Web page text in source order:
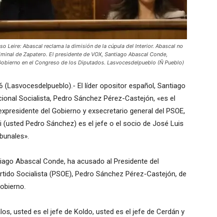
Leire: Abascal reclama la dimisión de la cúpula del Interior. Abascal no
de Zapatero. El presidente de VOX, Santiago Abascal Conde,
en el Congreso de los Diputados. Lasvocesdelpueblo (Ñ Pueblo)
(Lasvocesdelpueblo).- El líder opositor español, Santiago
Socialista, Pedro Sánchez Pérez-Castejón, «es el
del Gobierno y exsecretario general del PSOE,
Pedro Sánchez) es el jefe o el socio de José Luis
Abascal Conde, ha acusado al Presidente del
Socialista (PSOE), Pedro Sánchez Pérez-Castejón, de
usted es el jefe de Koldo, usted es el jefe de Cerdán y